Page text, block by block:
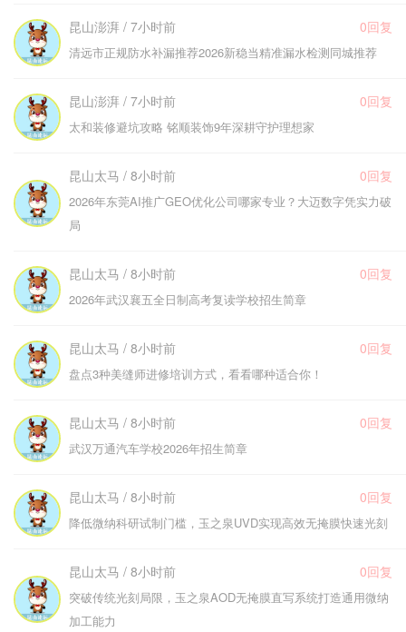
昆山澎湃 / 7小时前 0回复
清远市正规防水补漏推荐2026新稳当精准漏水检测同城推荐
昆山澎湃 / 7小时前 0回复
太和装修避坑攻略 铭顺装饰9年深耕守护理想家
昆山太马 / 8小时前 0回复
2026年东莞AI推广GEO优化公司哪家专业？大迈数字凭实力破
局
昆山太马 / 8小时前 0回复
2026年武汉襄五全日制高考复读学校招生简章
昆山太马 / 8小时前 0回复
盘点3种美缝师进修培训方式，看看哪种适合你！
昆山太马 / 8小时前 0回复
武汉万通汽车学校2026年招生简章
昆山太马 / 8小时前 0回复
降低微纳科研试制门槛，玉之泉UVD实现高效无掩膜快速光刻
昆山太马 / 8小时前 0回复
突破传统光刻局限，玉之泉AOD无掩膜直写系统打造通用微纳
加工能力